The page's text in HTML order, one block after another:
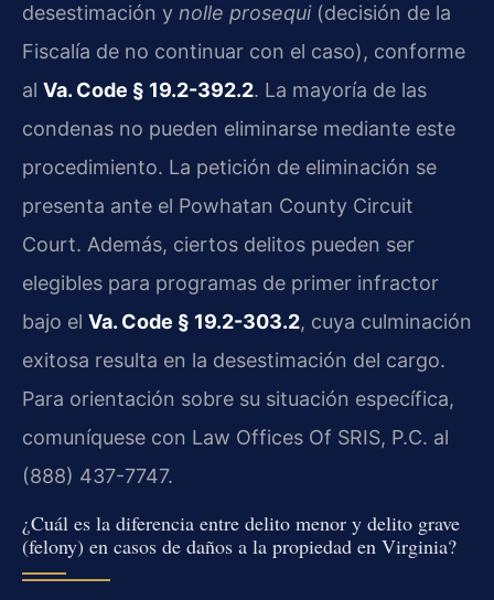
desestimación y nolle prosequi(decisión de la
Fiscalía de no continuar con el caso), conforme
al Va. Code § 19.2-392.2. La mayoría de las
condenas no pueden eliminarse mediante este
procedimiento. La petición de eliminación se
presenta ante el Powhatan County Circuit
Court. Además, ciertos delitos pueden ser
elegibles para programas de primer infractor
bajo el Va. Code § 19.2-303.2, cuya culminación
exitosa resulta en la desestimación del cargo.
Para orientación sobre su situación específica,
comuníquese con Law Offices Of SRIS, P.C. al
(888) 437-7747.
¿Cuál es la diferencia entre delito menor y delito grave
(felony) en casos de daños a la propiedad en Virginia?